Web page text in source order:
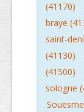
(41170)
braye
saint-
(41130)
(41500)
sologne